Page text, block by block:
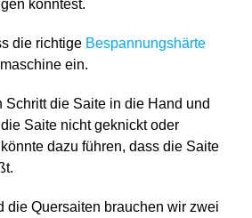
könntest.
die richtige Bespannungshärte
ein.
Schritt die Saite in die Hand und
Saite nicht geknickt oder
dazu führen, dass die Saite
die Quersaiten brauchen wir zwei